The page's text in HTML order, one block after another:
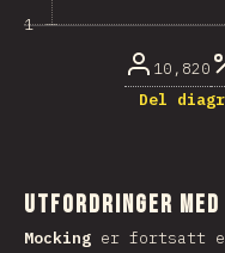
1
10,820
Del
Utfordringer
Mocking er fortsatt